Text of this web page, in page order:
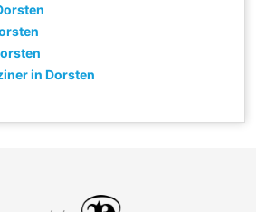
in Dorsten